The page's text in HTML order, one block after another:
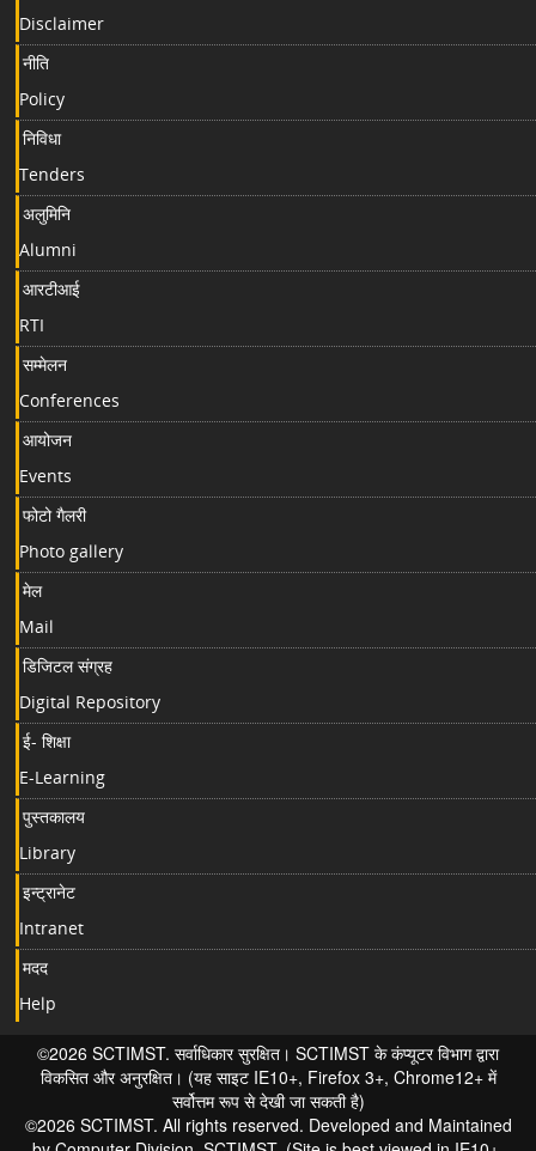
Disclaimer
नीति
Policy
निविधा
Tenders
अलुमिनि
Alumni
आरटीआई
RTI
सम्मेलन
Conferences
आयोजन
Events
फोटो गैलरी
Photo gallery
मेल
Mail
डिजिटल संग्रह
Digital Repository
ई- शिक्षा
E-Learning
पुस्तकालय
Library
इन्ट्रानेट
Intranet
मदद
Help
©2026 SCTIMST. सर्वाधिकार सुरक्षित। SCTIMST के कंप्यूटर विभाग द्वारा
विकसित और अनुरक्षित। (यह साइट IE10+, Firefox 3+, Chrome12+ में
सर्वोत्तम रूप से देखी जा सकती है)
©2026 SCTIMST. All rights reserved. Developed and Maintained